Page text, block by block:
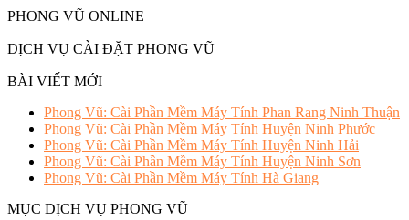
PHONG VŨ ONLINE
DỊCH VỤ CÀI ĐẶT PHONG VŨ
BÀI VIẾT MỚI
Phong Vũ: Cài Phần Mềm Máy Tính Phan Rang Ninh Thuận
Phong Vũ: Cài Phần Mềm Máy Tính Huyện Ninh Phước
Phong Vũ: Cài Phần Mềm Máy Tính Huyện Ninh Hải
Phong Vũ: Cài Phần Mềm Máy Tính Huyện Ninh Sơn
Phong Vũ: Cài Phần Mềm Máy Tính Hà Giang
MỤC DỊCH VỤ PHONG VŨ